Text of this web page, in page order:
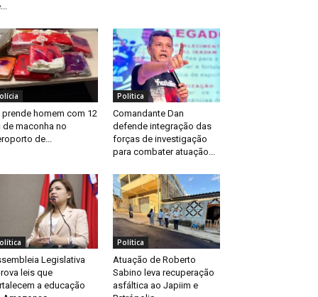
prende homem com 12
de maconha no
de...
Política
Comandante Dan
defende integração das
forças de investigação
para combater atuação...
Legislativa
leis que
a educação
Política
Atuação de Roberto
Sabino leva recuperação
asfáltica ao Japiim e